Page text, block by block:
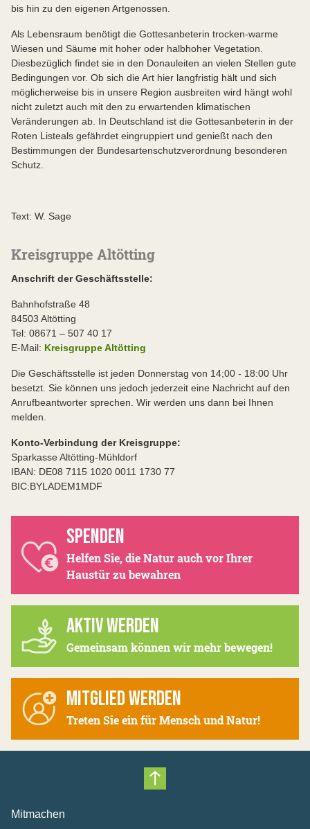
bis hin zu den eigenen Artgenossen.
Als Lebensraum benötigt die Gottesanbeterin trocken-warme
Wiesen und Säume mit hoher oder halbhoher Vegetation.
Diesbezüglich findet sie in den Donauleiten an vielen Stellen gute
Bedingungen vor. Ob sich die Art hier langfristig hält und sich
möglicherweise bis in unsere Region ausbreiten wird hängt wohl
nicht zuletzt auch mit den zu erwartenden klimatischen
Veränderungen ab. In Deutschland ist die Gottesanbeterin in der
Roten Listeals gefährdet eingruppiert und genießt nach den
Bestimmungen der Bundesartenschutzverordnung besonderen
Schutz.
Text: W. Sage
Kreisgruppe Altötting
Anschrift der Geschäftsstelle:
Bahnhofstraße 48
84503 Altötting
Tel: 08671 – 507 40 17
E-Mail: Kreisgruppe Altötting
Die Geschäftsstelle ist jeden Donnerstag von 14;00 - 18:00 Uhr
besetzt. Sie können uns jedoch jederzeit eine Nachricht auf den
Anrufbeantworter sprechen. Wir werden uns dann bei Ihnen
melden.
Konto-Verbindung der Kreisgruppe:
Sparkasse Altötting-Mühldorf
IBAN: DE08 7115 1020 0011 1730 77
BIC:BYLADEM1MDF
SPENDEN
Helfen Sie, die Natur auch vor Ihrer
Haustür zu bewahren
AKTIV WERDEN
Gemeinsam können wir mehr bewegen!
MITGLIED WERDEN
Treten Sie ein für Mensch und Natur!
Nach oben scrollen
Mitmachen